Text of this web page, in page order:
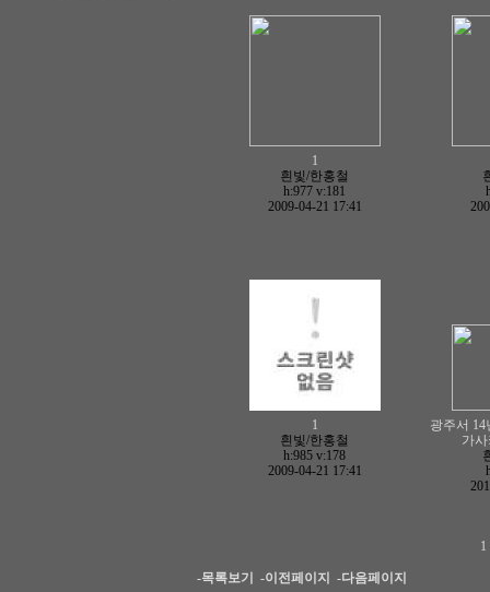
1
흰빛/한홍철
h:977 v:181
2009-04-21 17:41
1
흰빛/한홍철
h:985 v:178
2009-04-21 17:41
광주서
가
-목록보기 -이전페이지 -다음페이지